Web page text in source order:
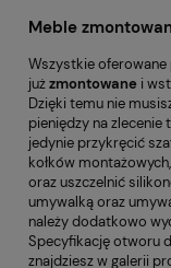
Meble
Wszystkie oferowane
jużzmontowane i
Dzięki temu nie
pieniędzy na zlecenie
jedynie przykręcić
kołków
oraz uszczelnić
umywalką oraz
należy dodatkowo
Specyfikację otworu
znajdziesz w galerii